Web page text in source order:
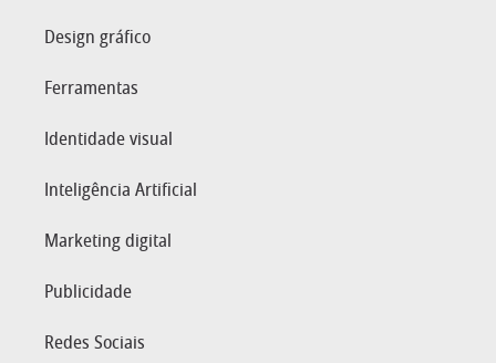
Design gráfico
Ferramentas
Identidade visual
Inteligência Artificial
Marketing digital
Publicidade
Redes Sociais